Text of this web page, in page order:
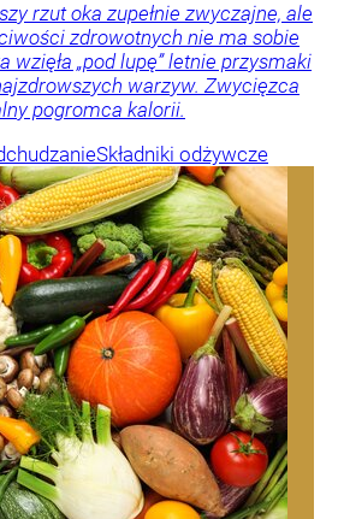
rzut oka zupełnie zwyczajne, ale
zdrowotnych nie ma sobie
wzięła „pod lupę” letnie przysmaki
warzyw. Zwycięzca
pogromca kalorii.
Składniki odżywcze